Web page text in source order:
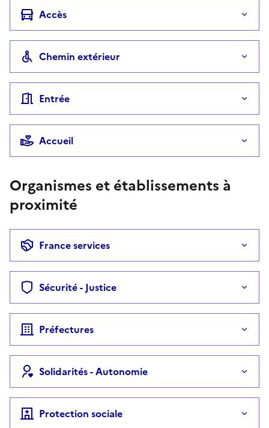
Accès
Chemin extérieur
Entrée
Accueil
Organismes et établissements à
proximité
France services
Sécurité - Justice
Préfectures
Solidarités - Autonomie
Protection sociale